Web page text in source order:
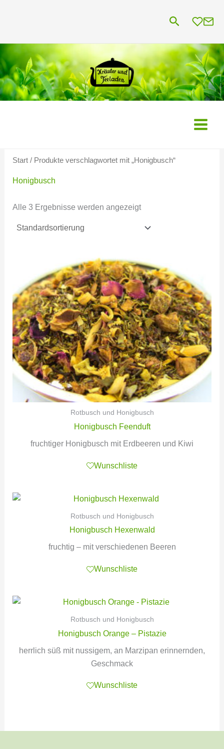
Suchen
Start/ Produkte verschlagwortet mit „Honigbusch“
Honigbusch
Alle 3 Ergebnisse werden angezeigt
Rotbusch und Honigbusch
Honigbusch Feenduft
fruchtiger Honigbusch mit Erdbeeren und Kiwi
Wunschliste
Rotbusch und Honigbusch
Honigbusch Hexenwald
fruchtig – mit verschiedenen Beeren
Wunschliste
Rotbusch und Honigbusch
Honigbusch Orange – Pistazie
herrlich süß mit nussigem, an Marzipan erinnernden,
Geschmack
Wunschliste